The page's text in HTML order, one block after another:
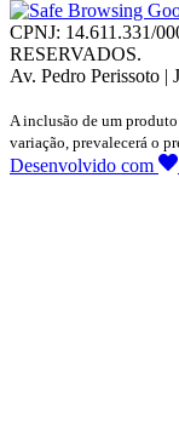
CPNJ: 14.611.331/
RESERVADOS.
Av. Pedro Perissoto |
A inclusão de um produto
variação, prevalecerá o
Desenvolvido com